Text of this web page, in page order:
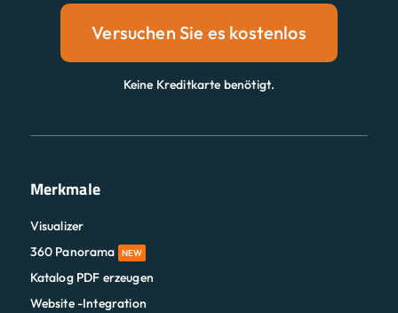
Versuchen Sie es kostenlos
Keine Kreditkarte benötigt.
Merkmale
Visualizer
360 Panorama
NEW
Katalog PDF erzeugen
Website -Integration